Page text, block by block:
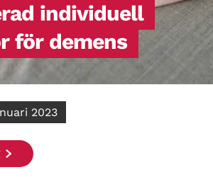
individuell
för demens
2023